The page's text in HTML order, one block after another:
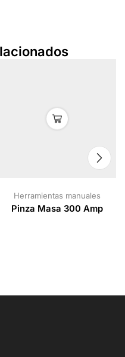
Herramientas manuales
Pinza Masa 300 Amp